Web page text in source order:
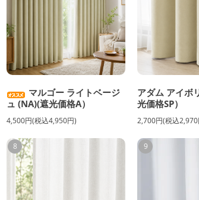
マルゴー ライトベージ
ュ (NA)(遮光価格A）
4,500円(税込4,950円)
アダム アイボ
光価格SP）
2,700円(税込
8 9